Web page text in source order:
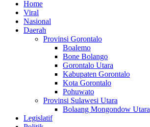
Home
Viral
Nasional
Daerah
Provinsi Gorontalo
Boalemo
Bone Bolango
Gorontalo Utara
Kabupaten Gorontalo
Kota Gorontalo
Pohuwato
Provinsi Sulawesi Utara
Bolaang Mongondow Utara
Legislatif